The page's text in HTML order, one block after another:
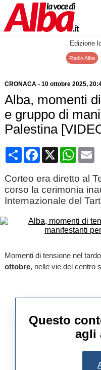
Edizione
Radio Alba
CRONACA- 10 ottobre 2025,
Alba, momenti
e gruppo di
Palestina
CondividiFacebook
X
Corteo era diretto al
corso la cerimonia
Internazionale del
Momenti di tensione nel
ottobre, nelle vie del centro
Questo
agli